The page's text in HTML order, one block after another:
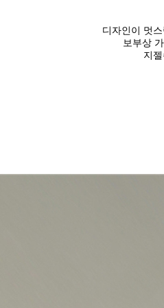
디자인이 멋
보부상
지